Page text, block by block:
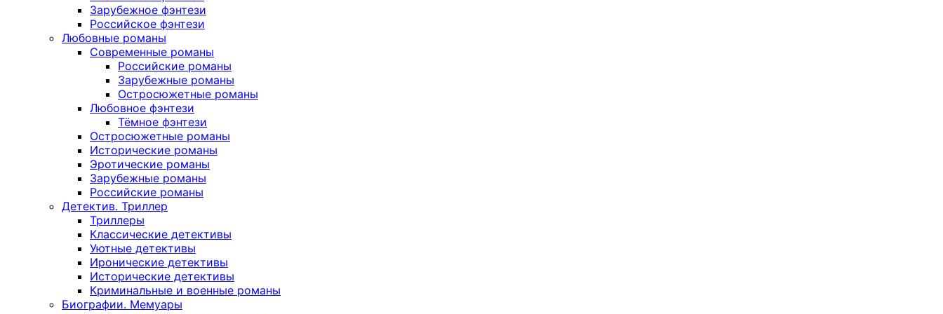
Зарубежное фэнтези
Российское фэнтези
Любовные романы
Современные романы
Российские романы
Зарубежные романы
Остросюжетные романы
Любовное фэнтези
Тёмное фэнтези
Остросюжетные романы
Исторические романы
Эротические романы
Зарубежные романы
Российские романы
Детектив. Триллер
Триллеры
Классические детективы
Уютные детективы
Иронические детективы
Исторические детективы
Криминальные и военные романы
Биографии. Мемуары